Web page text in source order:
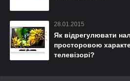
28.01.2015
Як відрегулювати
просторовою
телевізорі?